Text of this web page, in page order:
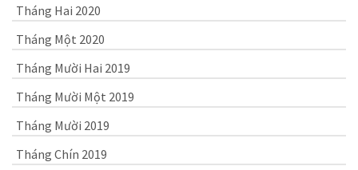
Tháng Hai 2020
Tháng Một 2020
Tháng Mười Hai 2019
Tháng Mười Một 2019
Tháng Mười 2019
Tháng Chín 2019